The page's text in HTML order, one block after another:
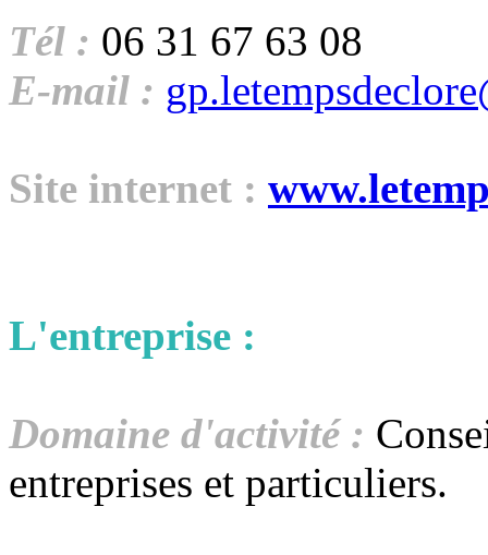
Tél : 06 31 67 63 08
E-mail : g
Site internet :
L'entreprise :
Domaine d'activité :
entreprises et particuliers.